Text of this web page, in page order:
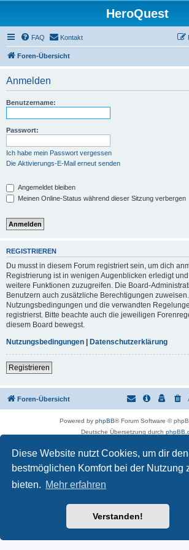
Diese Website nutzt Cookies, um dir den
bestmöglichen Komfort bei der Nutzung
bieten. Mehr erfahren
Verstanden!
HeroQuest
FAQ Kontakt
Foren-Übersicht
Anmelden
Benutzername:
Passwort:
Ich habe mein Passwort vergessen
Die Aktivierungs-E-Mail erneut senden
Angemeldet bleiben
Meinen Online-Status während dieser Sitzung verbergen
REGISTRIEREN
Du musst in diesem Forum registriert sein, um dich
Registrierung ist in wenigen Augenblicken erledigt
weitere Funktionen zuzugreifen. Die Board-
Benutzern auch zusätzliche Berechtigungen
Nutzungsbedingungen und die verwandten
registrierst. Bitte beachte auch die jeweiligen
diesem Board bewegst.
Nutzungsbedingungen | Datenschutzerklärung
Registrieren
Foren-Übersicht
Powered by phpBB® Forum Software ©
Deutsche Übersetzung durch